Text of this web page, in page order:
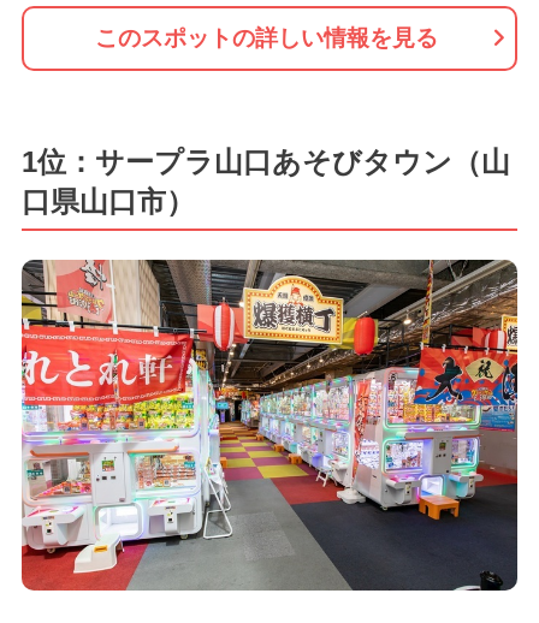
このスポットの詳しい情報を見る
1位：サープラ山口あそびタウン（山
口県山口市）